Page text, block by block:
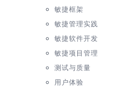
敏捷框架
敏捷管理实践
敏捷软件开发
敏捷项目管理
测试与质量
用户体验